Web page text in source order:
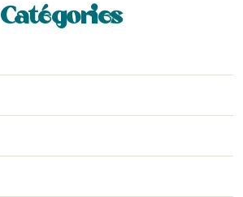
Catégories